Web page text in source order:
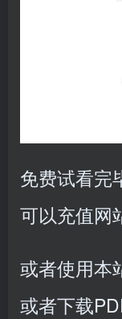
免费试看完
可以充值网
或者使用本
或者下载